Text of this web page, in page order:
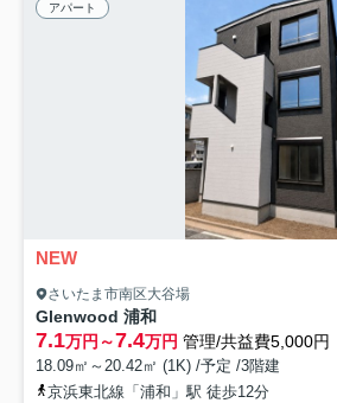
アパート
NEW
さいたま市南区大谷場
Glenwood 浦和
7.1万円～7.4万円 管理/共益費5,000円
18.09㎡～20.42㎡ (1K) /予定 /3階建
京浜東北線「浦和」駅 徒歩12分